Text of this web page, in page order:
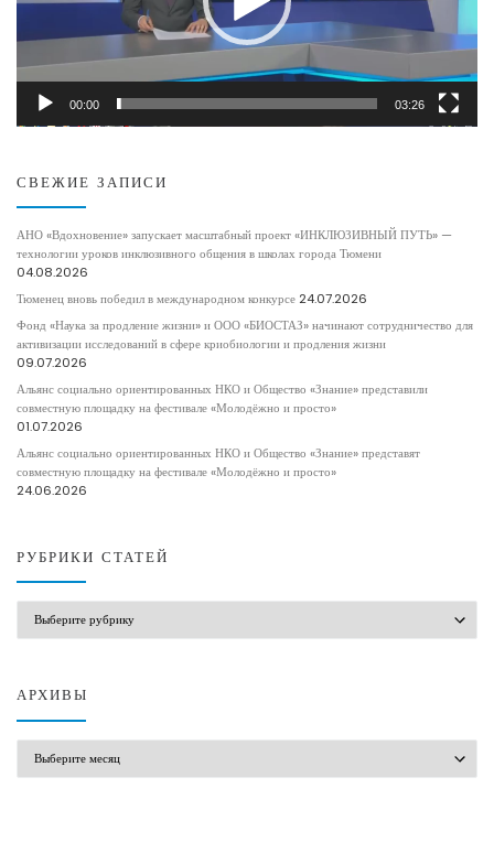
00:00 03:26
СВЕЖИЕ ЗАПИСИ
АНО «Вдохновение» запускает масштабный проект «ИНКЛЮЗИВНЫЙ ПУТЬ» —
технологии уроков инклюзивного общения в школах города Тюмени
04.08.2026
Тюменец вновь победил в международном конкурсе 24.07.2026
Фонд «Наука за продление жизни» и ООО «БИОСТАЗ» начинают сотрудничество для
активизации исследований в сфере криобиологии и продления жизни
09.07.2026
Альянс социально ориентированных НКО и Общество «Знание» представили
совместную площадку на фестивале «Молодёжно и просто»
01.07.2026
Альянс социально ориентированных НКО и Общество «Знание» представят
совместную площадку на фестивале «Молодёжно и просто»
24.06.2026
РУБРИКИ СТАТЕЙ
АРХИВЫ